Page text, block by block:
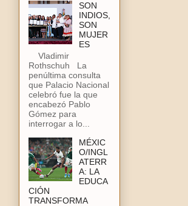
SON
INDIOS,
SON
MUJER
ES
Vladimir
Rothschuh La
penúltima consulta
que Palacio Nacional
celebró fue la que
encabezó Pablo
Gómez para
interrogar a lo...
MÉXIC
O/INGL
ATERR
A: LA
EDUCA
CIÓN
TRANSFORMA